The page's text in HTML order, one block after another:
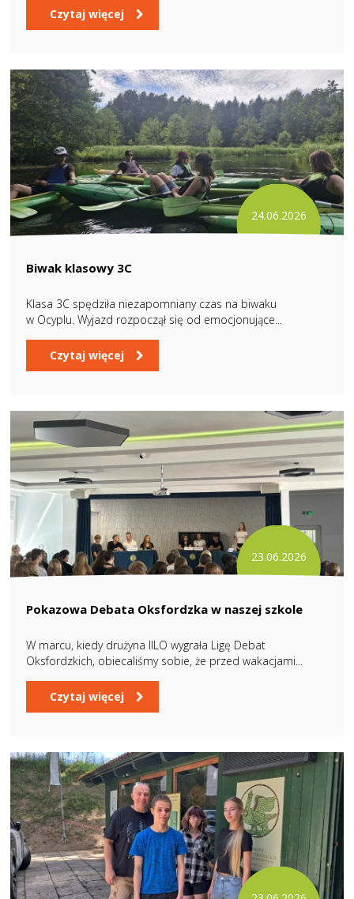
Czytaj więcej
24.06.2026
Biwak klasowy 3C
Klasa 3C spędziła niezapomniany czas na biwaku
w Ocyplu. Wyjazd rozpoczął się od emocjonujące...
Czytaj więcej
23.06.2026
Pokazowa Debata Oksfordzka w naszej szkole
W marcu, kiedy drużyna IILO wygrała Ligę Debat
Oksfordzkich, obiecaliśmy sobie, że przed wakacjami...
Czytaj więcej